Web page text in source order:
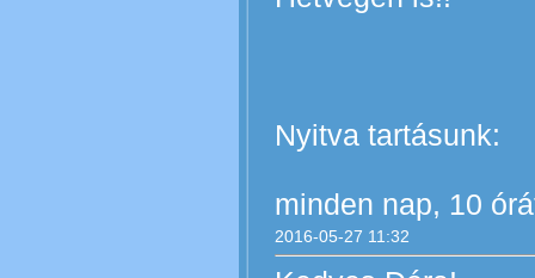
2016-05-27 11:32
Nyitva tartásunk:
minden nap, 10